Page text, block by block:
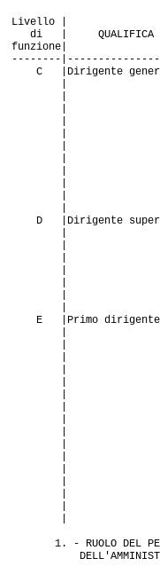
Livello |
di |
funzione|
--------
C |Dirigente
| | |
| | |
| | |
| |
| | |
| | |
| | |
| | |
| | |
| | |
| | |
D |Dirigente
| | |
| | |
| | |
| | | e
| | |
| | |
| |
E |Primo
| | |
| | | e
| | |
| | |
| | |
| | |
| | |
| |
| | | tro
| | |
| | |
| | |
| |
| | |
| |
| |
1. - RUOLO DEL